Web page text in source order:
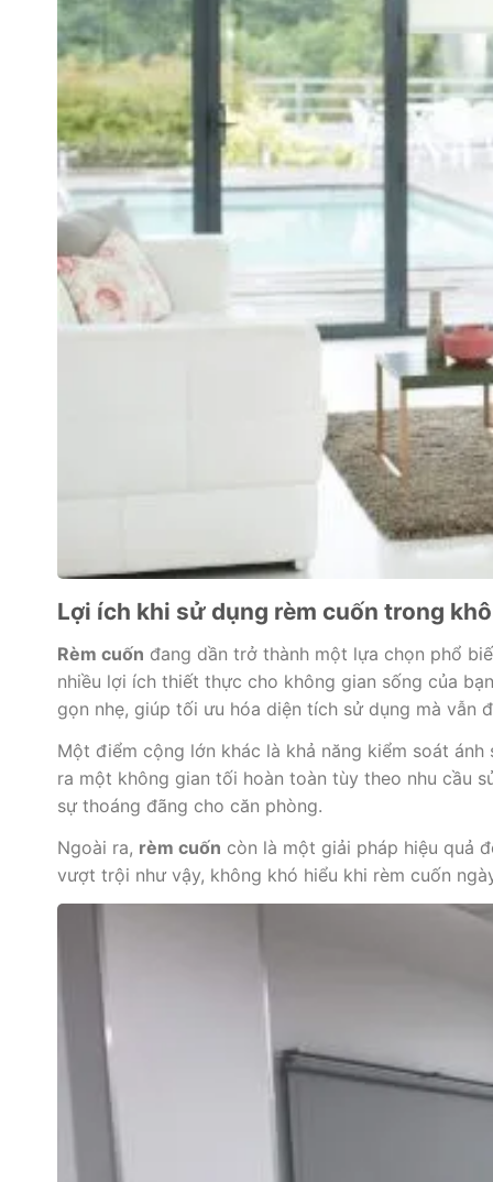
Lợi ích khi sử dụng rèm cuốn trong
Rèm cuốn đang dần trở thành một lựa chọn phổ
nhiều lợi ích thiết thực cho không gian sống của
gọn nhẹ, giúp tối ưu hóa diện tích sử dụng mà vẫn
Một điểm cộng lớn khác là khả năng kiểm soát
ra một không gian tối hoàn toàn tùy theo nhu cầu
sự thoáng đãng cho căn phòng.
Ngoài ra, rèm cuốn còn là một giải pháp hiệu quả
vượt trội như vậy, không khó hiểu khi rèm cuốn